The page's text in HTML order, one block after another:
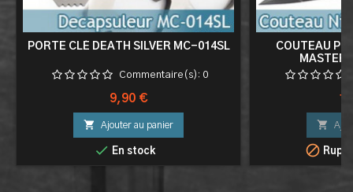
PORTE CLÉ DEATH SILVER MC-014SL
Commentaire(s): 0
Prix
9,90 €
 Ajouter au panier
 En stock
COUTEAU

